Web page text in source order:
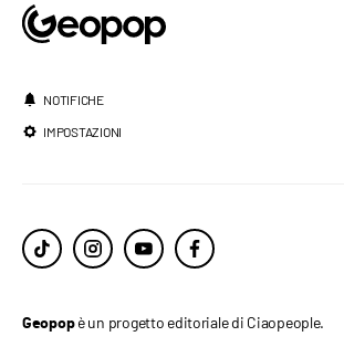
NOTIFICHE
IMPOSTAZIONI
Geopopè un progetto editoriale di Ciaopeople.